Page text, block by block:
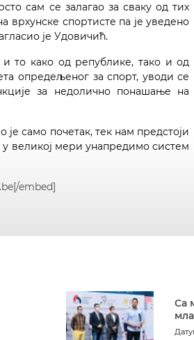
сам се залагао за сваку од тих
врхунске спортисте па је уведено
је Удовичић.
и то како од републике, тако и од
опредељеног за спорт, уводи се
за недолично понашање на
је само почетак, тек нам предстоји
великој мери унапредимо систем
embed]
Са